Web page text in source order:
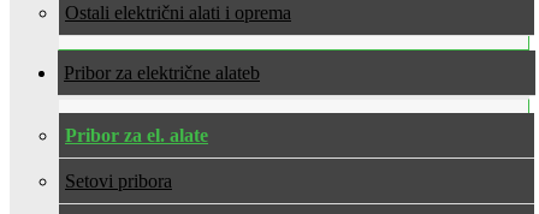
Ostali električni alati i oprema
Pribor za električne alate
Pribor za el. alate
Setovi pribora